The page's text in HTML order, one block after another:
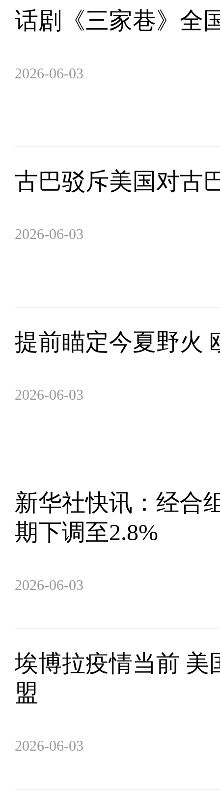
话剧《三家巷》全
2026-06-03
古巴驳斥美国对古
2026-06-03
提前瞄定今夏野火
2026-06-03
新华社快讯：经合
期下调至2.8%
2026-06-03
埃博拉疫情当前 美
盟
2026-06-03